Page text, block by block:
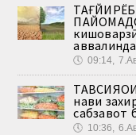
🕔 09:14,
нави
сабзавот
🕔 10:36,